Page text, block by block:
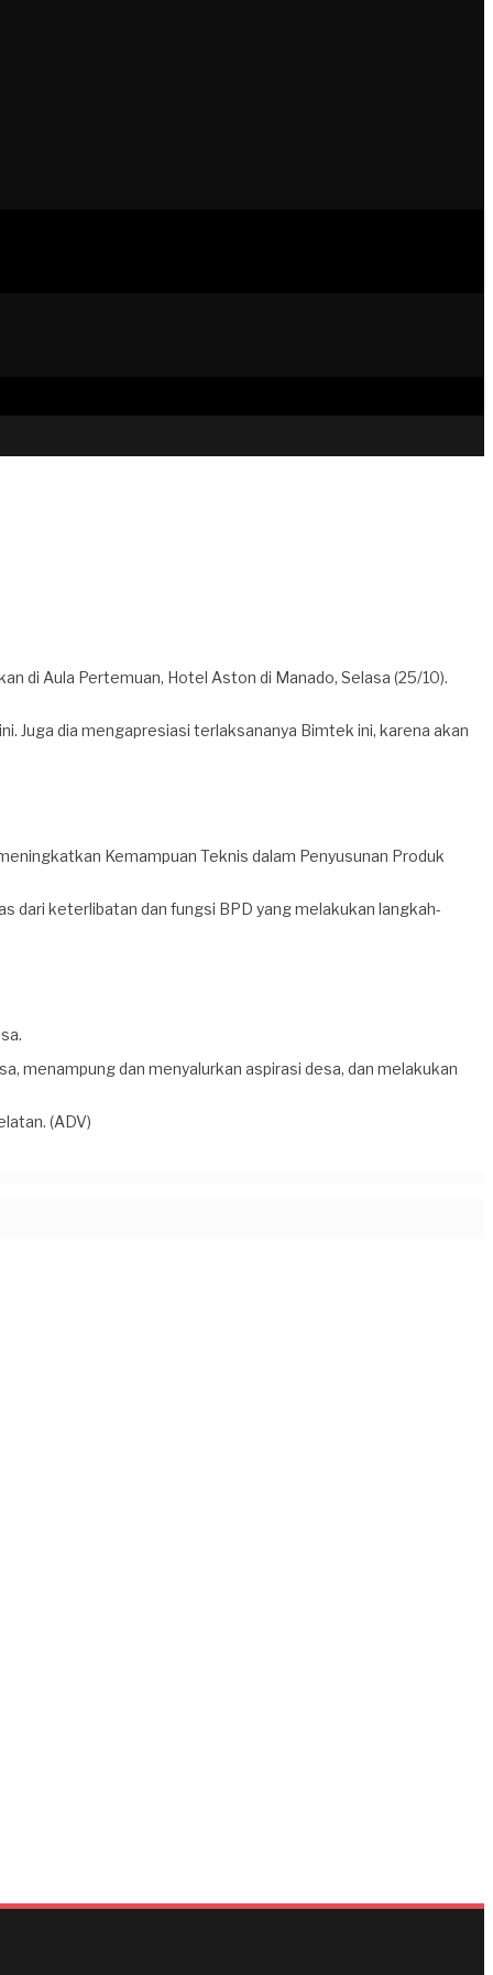
di Aula Pertemuan, Hotel Aston di Manado, Selasa (25/10).
Juga dia mengapresiasi terlaksananya Bimtek ini, karena akan
Kemampuan Teknis dalam Penyusunan Produk
dari keterlibatan dan fungsi BPD yang melakukan langkah-
menampung dan menyalurkan aspirasi desa, dan melakukan
(ADV)